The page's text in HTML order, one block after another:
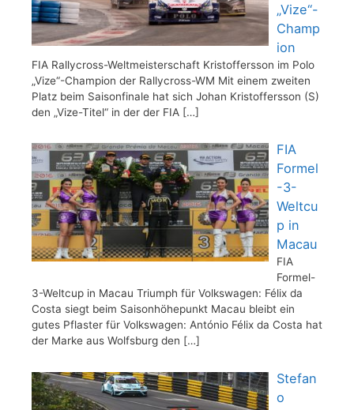
„Vize“-
Champ
ion
FIA Rallycross-Weltmeisterschaft Kristoffersson im Polo
„Vize“-Champion der Rallycross-WM Mit einem zweiten
Platz beim Saisonfinale hat sich Johan Kristoffersson (S)
den „Vize-Titel“ in der der FIA […]
FIA
Formel
-3-
Weltcu
p in
Macau
FIA
Formel-
3-Weltcup in Macau Triumph für Volkswagen: Félix da
Costa siegt beim Saisonhöhepunkt Macau bleibt ein
gutes Pflaster für Volkswagen: António Félix da Costa hat
der Marke aus Wolfsburg den […]
Stefan
o